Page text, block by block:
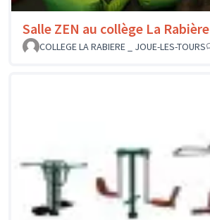
Salle ZEN au collège La Rabière
COLLEGE LA RABIERE _ JOUE-LES-TOURS